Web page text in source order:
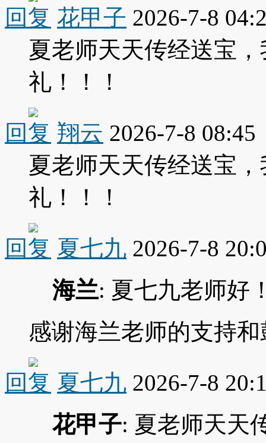
回复 花甲子 2026-7-8
夏老师天天传经送宝
礼！！！
回复 翔云 2026-7-8 08:45
夏老师天天传经送宝
礼！！！
回复 夏七九 2026-7-8
海兰: 夏七九老师好
感谢海兰老师的支持
回复 夏七九 2026-7-8
花甲子: 夏老师天天